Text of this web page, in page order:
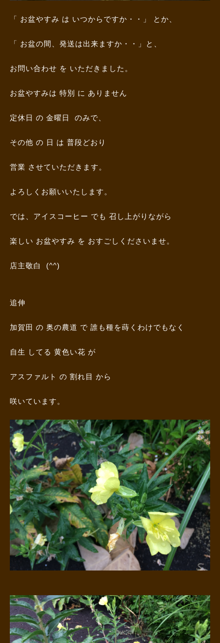
「 お盆やすみ は いつからですか・・」 とか、
「 お盆の間、発送は出来ますか・・」と、
お問い合わせ を いただきました。
お盆やすみは 特別 に ありません
定休日 の 金曜日 のみで、
その他 の 日 は 普段どおり
営業 させていただきます。
よろしくお願いいたします。
では、アイスコーヒー でも 召し上がりながら
楽しい お盆やすみ を おすごしくださいませ。
店主敬白 (^^)
追伸
加賀田 の 奥の農道 で 誰も種を蒔くわけでもなく
自生 してる 黄色い花 が
アスファルト の 割れ目 から
咲いています。